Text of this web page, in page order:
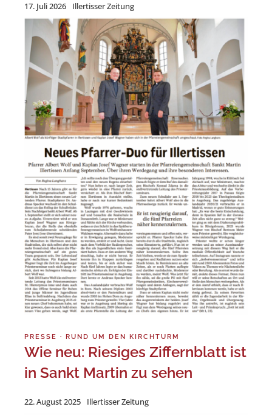
17. Juli 2026 Illertisser Zeitung
PRESSE · RUND UM DEN KIRCHTURM
Wie neu: Riesiges Ziffernblatt ist
in Sankt Martin zu sehen
22. August 2025 Illertisser Zeitung